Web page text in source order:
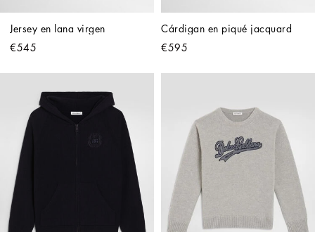
Jersey en lana virgen
€545
Cárdigan en piqué jacquard
€595